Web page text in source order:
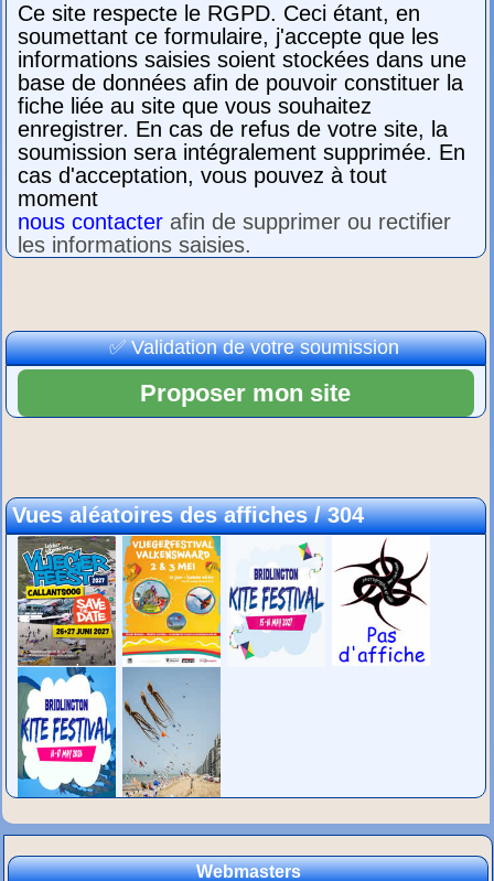
Ce site respecte le RGPD. Ceci étant, en
soumettant ce formulaire, j'accepte que les
informations saisies soient stockées dans une
base de données afin de pouvoir constituer la
fiche liée au site que vous souhaitez
enregistrer. En cas de refus de votre site, la
soumission sera intégralement supprimée. En
cas d'acceptation, vous pouvez à tout
moment
nous contacter afin de supprimer ou rectifier
les informations saisies.
✅ Validation de votre soumission
Vues aléatoires des affiches / 304
Webmasters